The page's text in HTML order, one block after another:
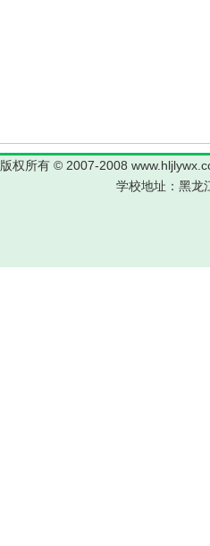
版权所有 © 2007-2008
学校地址：黑龙